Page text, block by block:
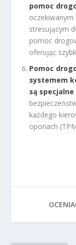
pomoc
stresującym
pomoc
oferując
Pomoc
systemem
są
każdego
oponach